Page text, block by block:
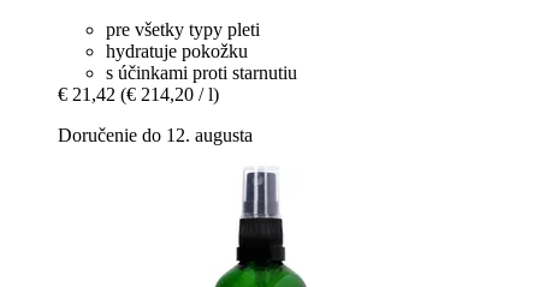
pre všetky typy pleti
hydratuje pokožku
s účinkami proti starnutiu
€ 21,42 (€ 214,20 / l)
Doručenie do 12. augusta